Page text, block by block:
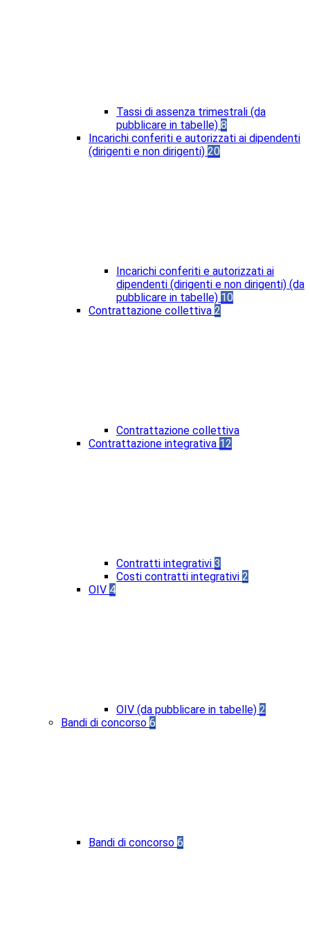
Tassi di assenza trimestrali (da
pubblicare in tabelle) 8
Incarichi conferiti e autorizzati ai dipendenti
(dirigenti e non dirigenti) 20
Incarichi conferiti e autorizzati ai
dipendenti (dirigenti e non dirigenti) (da
pubblicare in tabelle) 10
Contrattazione collettiva 2
Contrattazione collettiva
Contrattazione integrativa 12
Contratti integrativi 3
Costi contratti integrativi 2
OIV 4
OIV (da pubblicare in tabelle) 2
Bandi di concorso 6
Bandi di concorso 6